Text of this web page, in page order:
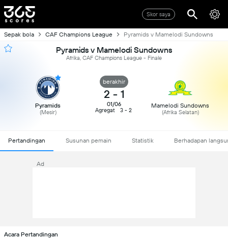
Skor saya
Sepak bola CAF Champions League Pyramids v Mamelodi Sundowns
Pyramids v Mamelodi Sundowns
Afrika, CAF Champions League - Finale
Pyramids
(Mesir)
berakhir
2 - 1
01/06
Agregat
3 - 2
Mamelodi Sundowns
(Afrika Selatan)
Pertandingan Susunan pemain Statistik Berhadapan
Ad
Acara Pertandingan